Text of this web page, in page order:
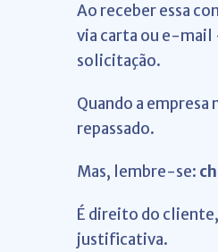
Ao receber essa
via carta ou e-mail
solicitação.
Quando a
repassado.
Mas, lembre-se:
É direito do
justificativa.